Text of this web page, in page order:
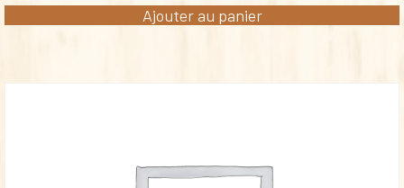
Ajouter au panier